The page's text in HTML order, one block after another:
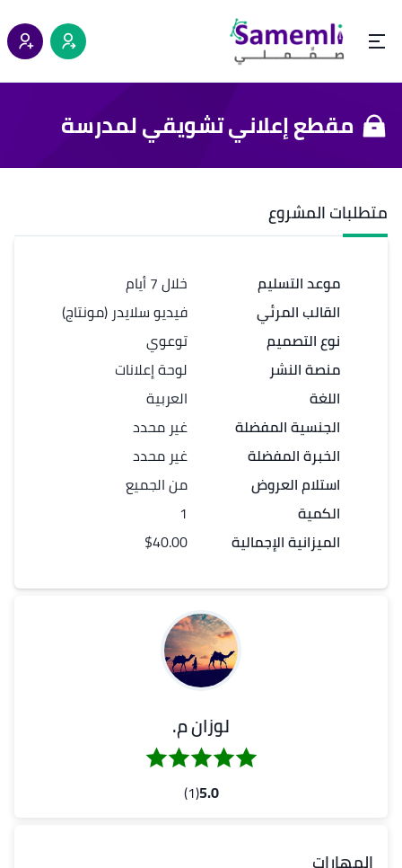
مقطع إعلاني تشويقي لمدرسة
متطلبات المشروع
موعد التسليم
القالب المرئي
نوع التصميم
منصة النشر
اللغة
الجنسية المفضلة
الخبرة المفضلة
استلام العروض
الكمية
الميزانية الإجمالية
خلال 7 أيام
فيديو سلايدر (مونتاج)
توعوي
لوحة إعلانات
العربية
غير محدد
غير محدد
من الجميع
1
$40.00
لوزان م.
5.0
(1)